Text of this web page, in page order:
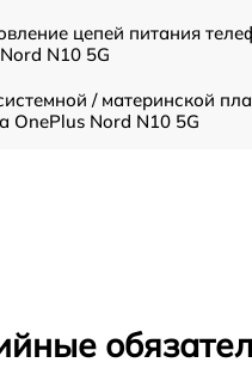
цепей питания
N10 5G
/ материнской
OnePlus Nord N10 5G